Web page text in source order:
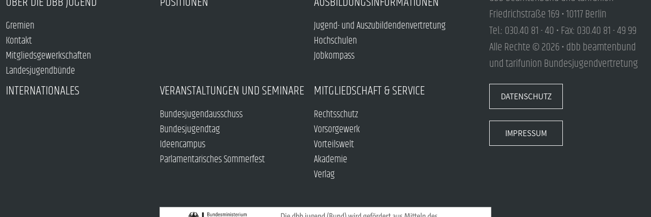
Gremien
Kontakt
Mitgliedsgewerkschaften
Landesjugendbünde
Jugend- und Auszubildendenvertretung
Hochschulen
Jobkompass
INTERNATIONALES VERANSTALTUNGEN UND SEMINARE
Bundesjugendausschuss
Bundesjugendtag
Ideencampus
Parlamentarisches Sommerfest
MITGLIEDSCHAFT & SERVICE
Rechtsschutz
Vorsorgewerk
Vorteilswelt
Akademie
Verlag
Friedrichstraße 169 • 10117 Berlin
Tel.: 030.40 81 - 40 • Fax: 030.40 81 - 49 99
Alle Rechte © 2026 • dbb beamtenbund
und tarifunion Bundesjugendvertretung
DATENSCHUTZ
IMPRESSUM